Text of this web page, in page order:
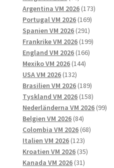
produkter
Argentina VM 2026 173173
Portugal VM 2026 169169
Spanien VM 2026 291291
produkter
Frankrike VM 2026 199199
England VM 2026 166166
Mexiko VM 2026 144144
USA VM 2026 132132
produkter
Brasilien VM 2026 189189
Tyskland VM 2026 158158
Nederländerna VM 2026 9999
Belgien VM 2026 8484
produkter
Colombia VM 2026 6868
Italien VM 2026 123123
produkter
Kroatien VM 2026 3535
Kanada VM 2026 3131